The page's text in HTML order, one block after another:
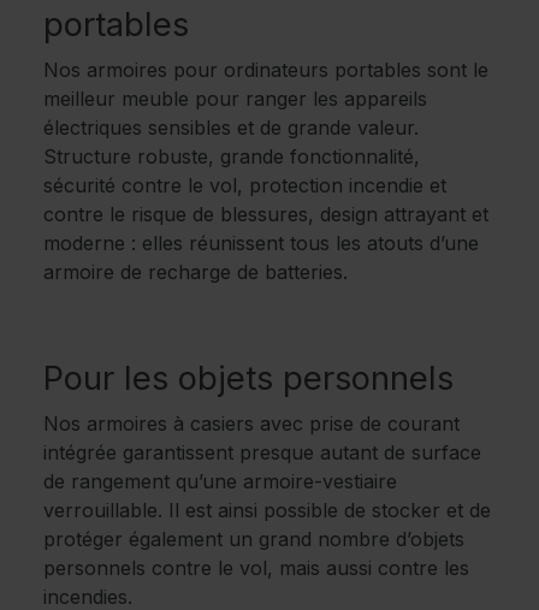
portables
Nos armoires pour ordinateurs portables sont le
meilleur meuble pour ranger les appareils
électriques sensibles et de grande valeur.
Structure robuste, grande fonctionnalité,
sécurité contre le vol, protection incendie et
contre le risque de blessures, design attrayant et
moderne : elles réunissent tous les atouts d’une
armoire de recharge de batteries.
Pour les objets personnels
Nos armoires à casiers avec prise de courant
intégrée garantissent presque autant de surface
de rangement qu’une armoire-vestiaire
verrouillable. Il est ainsi possible de stocker et de
protéger également un grand nombre d’objets
personnels contre le vol, mais aussi contre les
incendies.